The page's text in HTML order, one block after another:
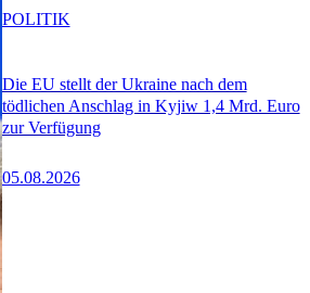
Die EU stellt der Ukraine nach dem
tödlichen Anschlag in Kyjiw 1,4 Mrd. Euro
zur Verfügung
05.08.2026
POLITIK